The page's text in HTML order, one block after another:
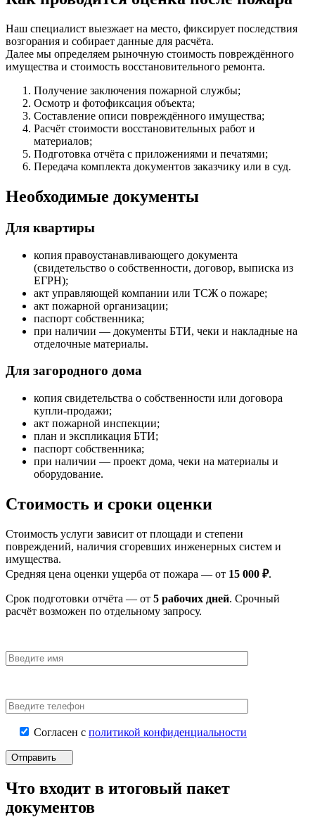
Наш специалист выезжает на место, фиксирует последствия
возгорания и собирает данные для расчёта.
Далее мы определяем рыночную стоимость повреждённого
имущества и стоимость восстановительного ремонта.
Получение заключения пожарной службы;
Осмотр и фотофиксация объекта;
Составление описи повреждённого имущества;
Расчёт стоимости восстановительных работ и
материалов;
Подготовка отчёта с приложениями и печатями;
Передача комплекта документов заказчику или в суд.
Необходимые документы
Для квартиры
копия правоустанавливающего документа
(свидетельство о собственности, договор, выписка из
ЕГРН);
акт управляющей компании или ТСЖ о пожаре;
акт пожарной организации;
паспорт собственника;
при наличии — документы БТИ, чеки и накладные на
отделочные материалы.
Для загородного дома
копия свидетельства о собственности или договора
купли-продажи;
акт пожарной инспекции;
план и экспликация БТИ;
паспорт собственника;
при наличии — проект дома, чеки на материалы и
оборудование.
Стоимость и сроки оценки
Стоимость услуги зависит от площади и степени
повреждений, наличия сгоревших инженерных систем и
имущества.
Средняя цена оценки ущерба от пожара — от 15 000 ₽.
Срок подготовки отчёта — от 5 рабочих дней. Срочный
расчёт возможен по отдельному запросу.
Согласен с политикой конфиденциальности
Отправить
Что входит в итоговый пакет
документов